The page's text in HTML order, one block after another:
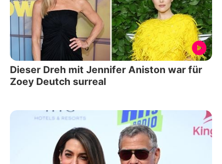
Dieser Dreh mit Jennifer Aniston war für
Zoey Deutch surreal